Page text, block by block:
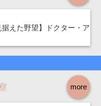
据えた野望】ドクター・ア
more